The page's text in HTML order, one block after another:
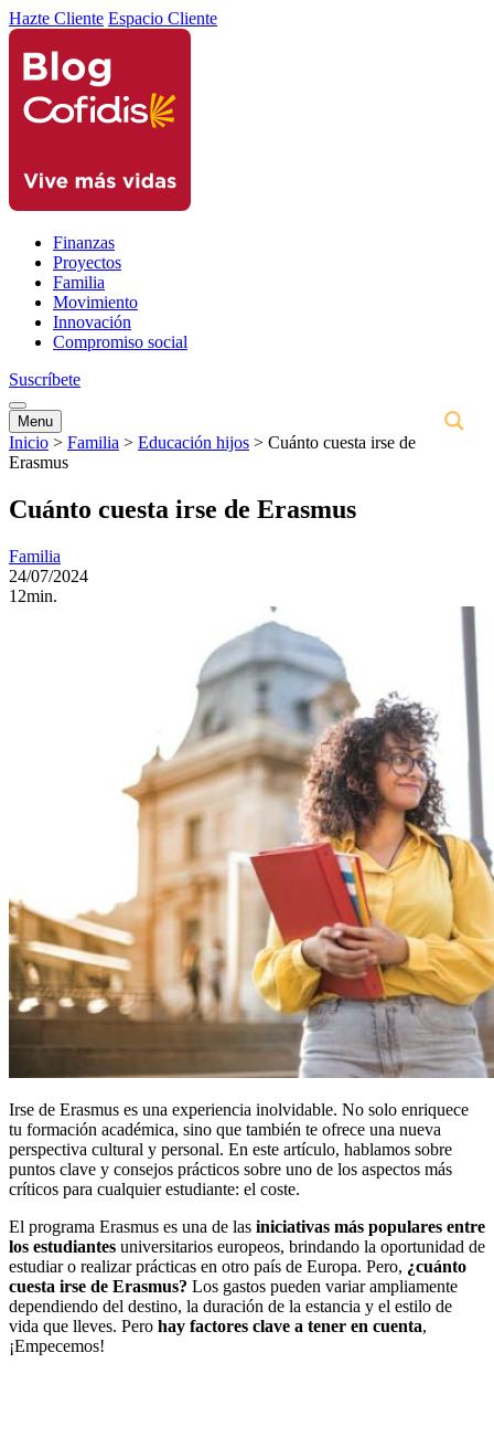
Hazte Cliente Espacio Cliente
Finanzas
Proyectos
Familia
Movimiento
Innovación
Compromiso social
Suscríbete
Menu
Inicio > Familia > Educación hijos > Cuánto cuesta irse de
Erasmus
Cuánto cuesta irse de Erasmus
Familia
24/07/2024
12min.
Irse de Erasmus es una experiencia inolvidable. No solo enriquece
tu formación académica, sino que también te ofrece una nueva
perspectiva cultural y personal. En este artículo, hablamos sobre
puntos clave y consejos prácticos sobre uno de los aspectos más
críticos para cualquier estudiante: el coste.
El programa Erasmus es una de las iniciativas más populares entre
los estudiantes universitarios europeos, brindando la oportunidad de
estudiar o realizar prácticas en otro país de Europa. Pero, ¿cuánto
cuesta irse de Erasmus? Los gastos pueden variar ampliamente
dependiendo del destino, la duración de la estancia y el estilo de
vida que lleves. Pero hay factores clave a tener en cuenta,
¡Empecemos!